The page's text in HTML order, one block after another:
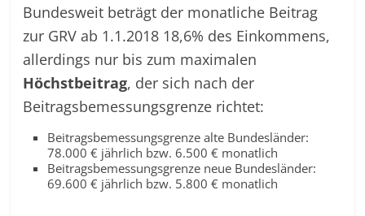
Bundesweit beträgt der monatliche Beitrag
zur GRV ab 1.1.2018 18,6% des Einkommens,
allerdings nur bis zum maximalen
Höchstbeitrag, der sich nach der
Beitragsbemessungsgrenze richtet:
Beitragsbemessungsgrenze alte Bundesländer:
78.000 € jährlich bzw. 6.500 € monatlich
Beitragsbemessungsgrenze neue Bundesländer:
69.600 € jährlich bzw. 5.800 € monatlich